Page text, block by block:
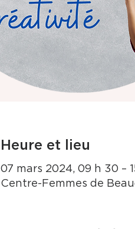
Heure et lieu
07 mars 2024, 09 h 30 –
Centre-Femmes de